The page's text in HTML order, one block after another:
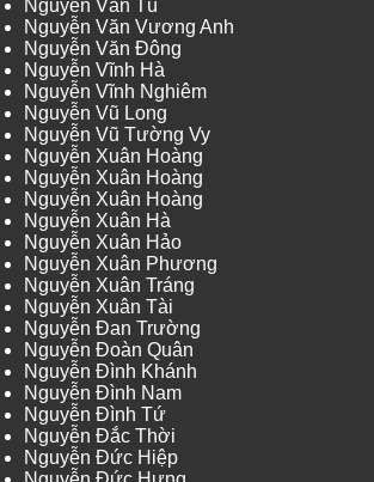
Nguyễn Văn Tú
Nguyễn Văn Vương Anh
Nguyễn Văn Đông
Nguyễn Vĩnh Hà
Nguyễn Vĩnh Nghiêm
Nguyễn Vũ Long
Nguyễn Vũ Tường Vy
Nguyễn Xuân Hoàng
Nguyễn Xuân Hoàng
Nguyễn Xuân Hoàng
Nguyễn Xuân Hà
Nguyễn Xuân Hảo
Nguyễn Xuân Phương
Nguyễn Xuân Tráng
Nguyễn Xuân Tài
Nguyễn Đan Trường
Nguyễn Đoàn Quân
Nguyễn Đình Khánh
Nguyễn Đình Nam
Nguyễn Đình Tứ
Nguyễn Đắc Thời
Nguyễn Đức Hiệp